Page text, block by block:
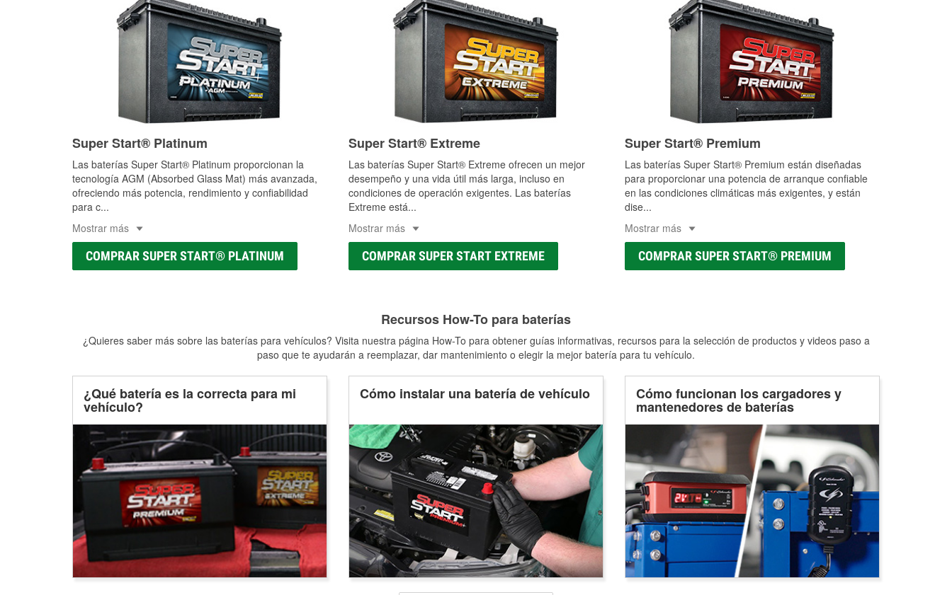
Super Start® Platinum
Las baterías Super Start® Platinum proporcionan la
tecnología AGM (Absorbed Glass Mat) más avanzada,
ofreciendo más potencia, rendimiento y confiabilidad
para c...
Mostrar más
COMPRAR SUPER START® PLATINUM
Super Start® Extreme
Las baterías Super Start® Extreme ofrecen un mejor
desempeño y una vida útil más larga, incluso en
condiciones de operación exigentes. Las baterías
Extreme está...
Mostrar más
COMPRAR SUPER START EXTREME
Super Start® Premium
Las baterías Super Start® Premium están diseñadas
para proporcionar una potencia de arranque confiable
en las condiciones climáticas más exigentes, y están
dise...
Mostrar más
COMPRAR SUPER START® PREMIUM
Recursos How-To para baterías
¿Quieres saber más sobre las baterías para vehículos? Visita nuestra página How-To para obtener guías informativas, recursos para la selección de productos y videos paso a
paso que te ayudarán a reemplazar, dar mantenimiento o elegir la mejor batería para tu vehículo.
¿Qué batería es la correcta para mi
vehículo?
Cómo instalar una batería de vehículo Cómo funcionan los cargadores y
mantenedores de baterías